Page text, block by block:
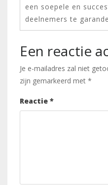
een soepele en
deelnemers te
Een reactie
Je e-mailadres zal niet
zijn gemarkeerd met *
Reactie *